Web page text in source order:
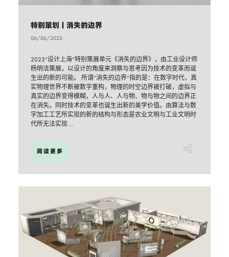
特别策划丨消失的边界
06/06/2023
2023“设计上海”特别策展单元《消失的边界》，由工业设计师
杨明洁策展，以设计的角度来洞察与思考因为技术的变革而诞
生出的新的可能。 所谓“消失的边界”指的是：在数字时代，真
实物理世界不断被数字重构，物理的时空边界被打破，虚拟与
真实的边界变得模糊，人与人、人与物、物与物之间的边界正
在消失。同时技术的变革也诞生出新的美学价值。由算法与数
字加工工艺所实现的新的结构与形态是农业文明与工业文明时
代所无法实现 ...
阅读更多